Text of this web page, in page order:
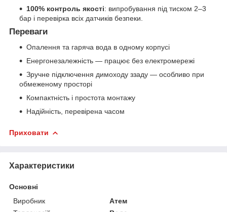
100% контроль якості: випробування під тиском 2–3
бар і перевірка всіх датчиків безпеки.
Переваги
Опалення та гаряча вода в одному корпусі
Енергонезалежність — працює без електромережі
Зручне підключення димоходу ззаду — особливо при
обмеженому просторі
Компактність і простота монтажу
Надійність, перевірена часом
Приховати
Характеристики
Основні
Виробник
Атем